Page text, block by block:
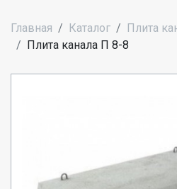
Главная Каталог
Плита
Плита канала П 8-8